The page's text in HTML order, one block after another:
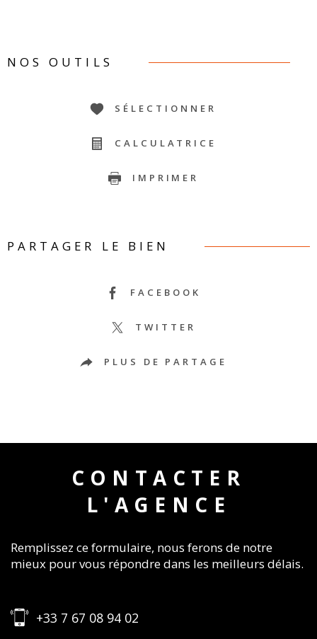
NOS OUTILS
SÉLECTIONNER
CALCULATRICE
IMPRIMER
PARTAGER LE BIEN
FACEBOOK
TWITTER
PLUS DE PARTAGE
CONTACTER
L'AGENCE
Remplissez ce formulaire, nous ferons de notre
mieux pour vous répondre dans les meilleurs délais.
+33 7 67 08 94 02